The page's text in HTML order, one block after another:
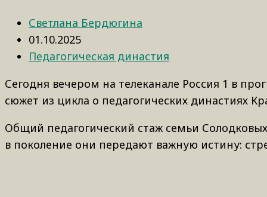
Светлана Бердюгина
01.10.2025
Педагогическая династия
Сегодня вечером на телеканале Россия 1 в
сюжет из цикла о педагогических династиях
Общий педагогический стаж семьи
в поколение они передают важную истину: